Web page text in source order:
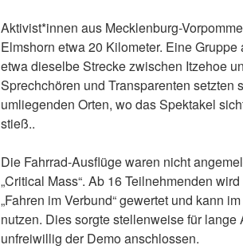
Aktivist*innen aus Mecklenburg-
Elmshorn etwa 20 Kilometer. Eine
etwa dieselbe Strecke zwischen Itzehoe
Sprechchören und Transparenten setzten
umliegenden Orten, wo das Spektakel
stieß..
Die Fahrrad-Ausflüge waren nicht
„Critical Mass“. Ab 16 Teilnehmenden
„Fahren im Verbund“ gewertet und kann
nutzen. Dies sorgte stellenweise für
unfreiwillig der Demo anschlossen.